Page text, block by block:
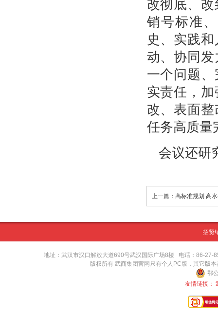
改彻底、
销号标准
史、实践
动、协同
一个问题
实责任，
改、表面
任务高质量
会议还研
招贤
地址：武汉市汉口解放大道690号武汉国际广场8楼 电话：86-
版权所有 武商集团官网只有个人PC版，其它版
鄂
友情链接：